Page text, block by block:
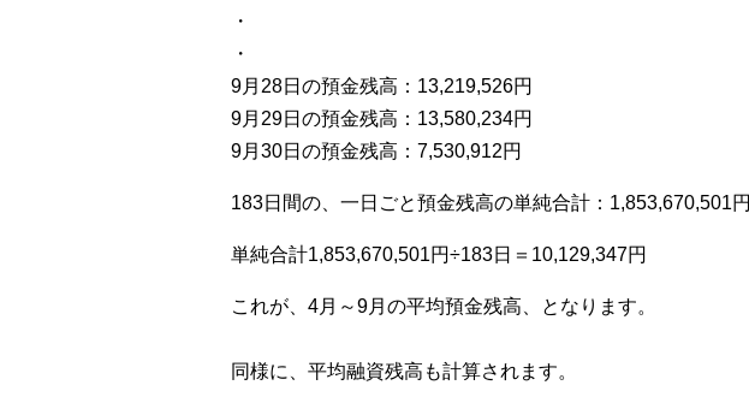
・
・
9月28日の預金残高：13,219,526円
9月29日の預金残高：13,580,234円
9月30日の預金残高：7,530,912円
183日間の、一日ごと預金残高の単純合計：1,853,670,501円
単純合計1,853,670,501円÷183日＝10,129,347円
これが、4月～9月の平均預金残高、となります。
同様に、平均融資残高も計算されます。